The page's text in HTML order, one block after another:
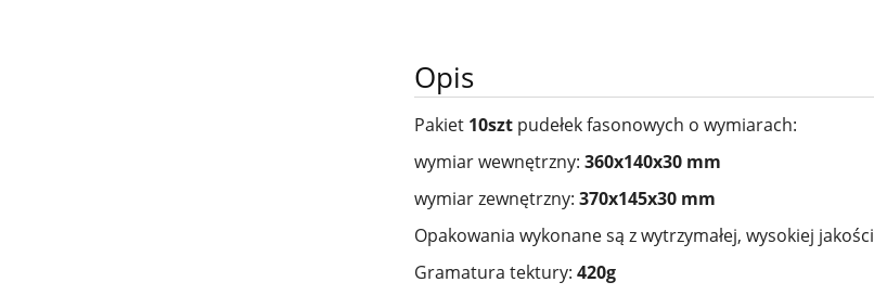
Opis
Pakiet 10szt pudełek fasonowych o wymiarach:
wymiar wewnętrzny: 360x140x30 mm
wymiar zewnętrzny: 370x145x30 mm
Opakowania wykonane są z wytrzymałej, wysokiej jakości
Gramatura tektury: 420g